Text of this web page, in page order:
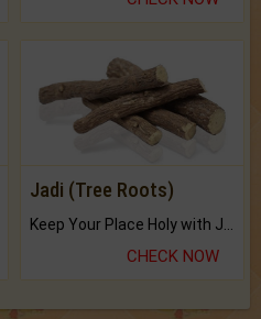
Jadi (Tree Roots)
Keep Your Place Holy with Jadi.
CHECK NOW